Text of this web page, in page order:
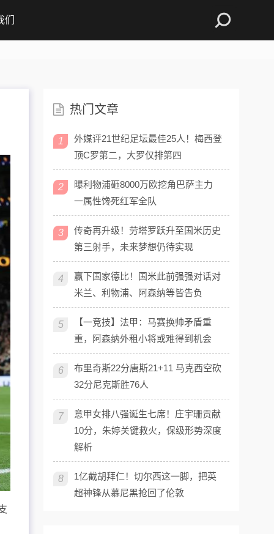
们
热门文章
1
外媒评21世纪足坛最佳25人！梅西登
顶C罗第二，大罗仅排第四
2
曝利物浦砸8000万欧挖角巴萨主力
一属性馋死红军全队
3
传奇再升级！劳塔罗跃升至国米历史
第三射手，未来梦想仍待实现
4
赢下国家德比！国米此前强强对话对
米兰、利物浦、阿森纳等皆告负
5
【一竞技】法甲：马赛换帅矛盾重
重，阿森纳外租小将或难得到机会
6
布里奇斯22分唐斯21+11 马克西空砍
32分尼克斯胜76人
7
意甲女排八强诞生七席！庄宇珊贡献
10分，朱婷关键救火，保级形势深度
解析
8
1亿截胡拜仁！切尔西这一脚，把英
超神锋从慕尼黑抢回了伦敦